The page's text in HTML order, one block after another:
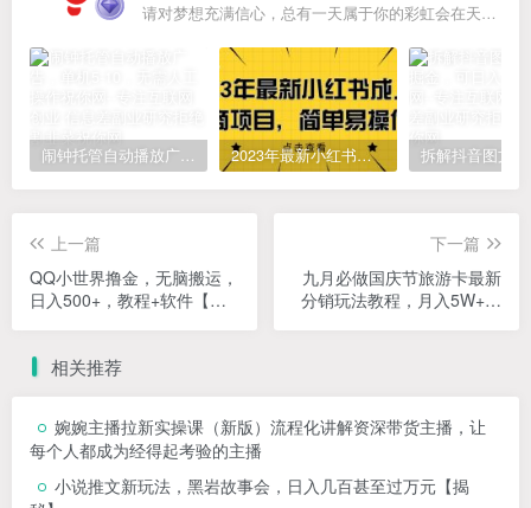
请对梦想充满信心，总有一天属于你的彩虹会在天空微笑
闹钟托管自动播放广告，单机5-10，无需人工操作 2023年最新小红书成人电商项目，简单易操作【详细教程】
上一篇
QQ小世界撸金，无脑搬运，
日入500+，教程+软件【揭
下一篇
九月必做国庆节旅游卡最新
分销玩法教程，月入5W+，
相关推荐
婉婉主播拉新实操课（新版）流程化讲解资深带货主播，让
每个人都成为经得起考验的主播
小说推文新玩法，黑岩故事会，日入几百甚至过万元【揭